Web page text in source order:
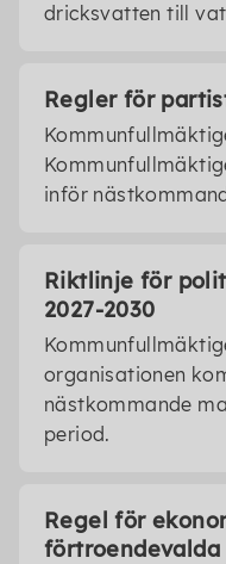
dricksvatten till
Regler för
inför
Riktlinje för
2027-2030
organisationen
nästkommande
period.
Regel för
förtroendevalda